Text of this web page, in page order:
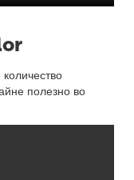
полезно во